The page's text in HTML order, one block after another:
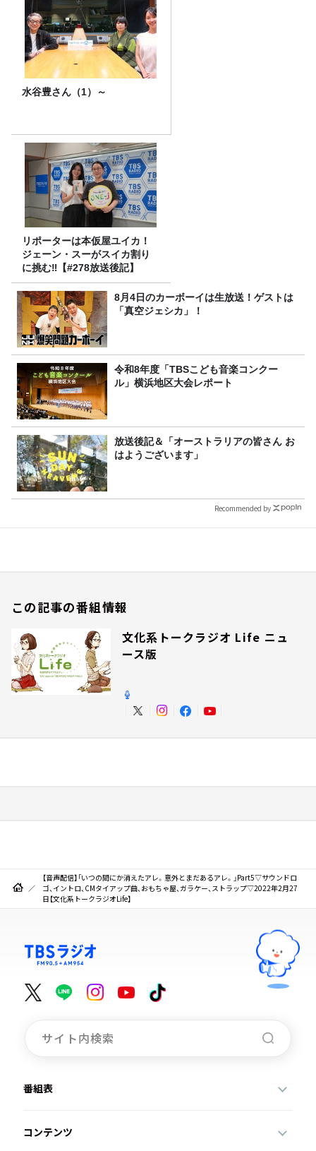
水谷豊さん（1）～
リポーターは本仮屋ユイカ！
ジェーン・スーがスイカ割り
に挑む‼【#278放送後記】
8月4日のカーボーイは生放送！ゲストは
「真空ジェシカ」！
令和8年度「TBSこども音楽コンクー
ル」横浜地区大会レポート
放送後記＆「オーストラリアの皆さん お
はようございます」
Recommended by
この記事の番組情報
文化系トークラジオ Life ニュ
ース版
【音声配信】「いつの間にか消えたアレ。意外とまだあるアレ。」Part5▽サウンドロ
ゴ、イントロ、CMタイアップ曲、おもちゃ屋、ガラケー、ストラップ▽2022年2月27
日【文化系トークラジオLife】
番組表
コンテンツ